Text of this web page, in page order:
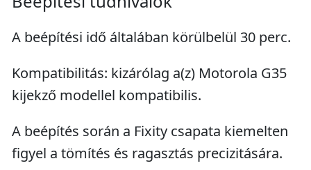
A beépítési idő általában körülbelül 30 perc.
Kompatibilitás: kizárólag a(z) Motorola G35
kijekző modellel kompatibilis.
A beépítés során a Fixity csapata kiemelten
figyel a tömítés és ragasztás precizitására.